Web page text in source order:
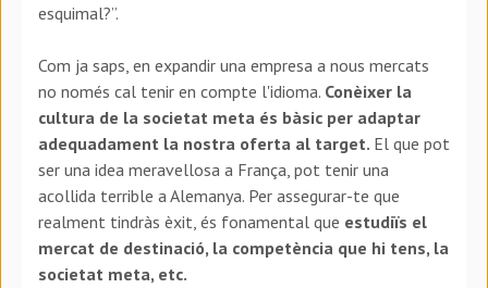
esquimal?”.
Com ja saps, en expandir una empresa a nous mercats
no només cal tenir en compte l'idioma. Conèixer la
cultura de la societat meta és bàsic per adaptar
adequadament la nostra oferta al target. El que pot
ser una idea meravellosa a França, pot tenir una
acollida terrible a Alemanya. Per assegurar-te que
realment tindràs èxit, és fonamental que estudiïs el
mercat de destinació, la competència que hi tens, la
societat meta, etc.